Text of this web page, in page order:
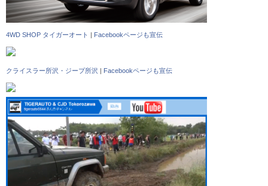
4WD SHOP タイガーオート Facebookページも宣伝
クライスラー所沢・ジープ所沢 Facebookページも宣伝